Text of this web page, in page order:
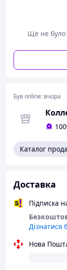
- На картку
- Кредитною
Варіанти
- Нова Пошта;
Ще не було
Був online: вчора
Каталог
Доставка
Підписка
Дізнатися
Нова